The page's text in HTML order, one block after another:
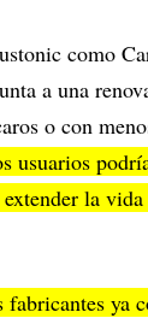
como
a una
o con
usuarios
la
fabricantes ya